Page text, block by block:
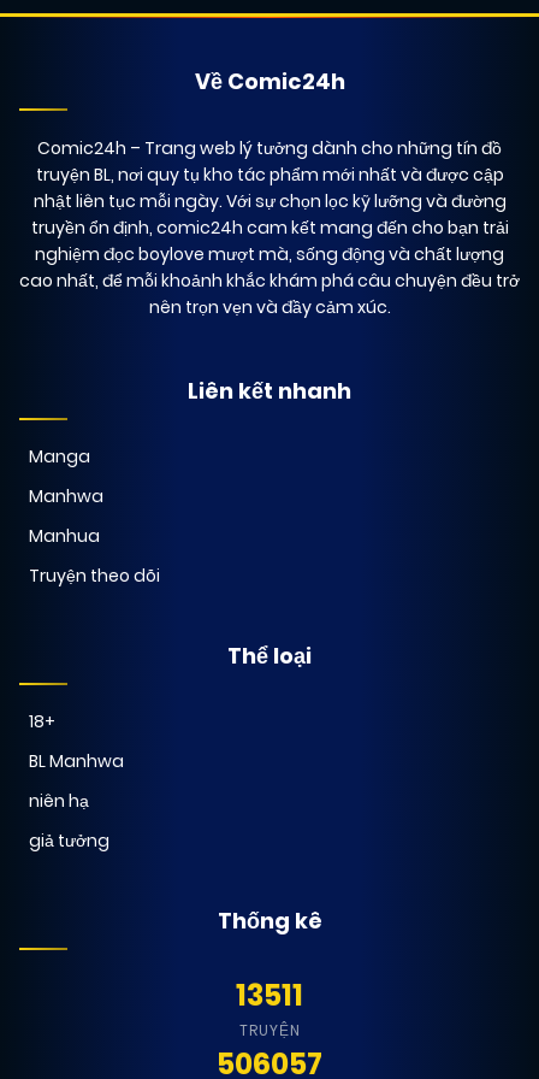
Chapter 01(VIP) 24/01/2026
Chapter 0
Về Comic24h
Comic24h – Trang web lý tưởng dành cho những tín đồ
truyện BL, nơi quy tụ kho tác phẩm mới nhất và được cập
nhật liên tục mỗi ngày. Với sự chọn lọc kỹ lưỡng và đường
truyền ổn định, comic24h cam kết mang đến cho bạn trải
nghiệm đọc boylove mượt mà, sống động và chất lượng
cao nhất, để mỗi khoảnh khắc khám phá câu chuyện đều trở
nên trọn vẹn và đầy cảm xúc.
Liên kết nhanh
Manga
Manhwa
Manhua
Truyện theo dõi
Thể loại
18+
BL Manhwa
niên hạ
giả tưởng
Thống kê
13511
TRUYỆN
506057